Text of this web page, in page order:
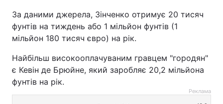
За даними джерела, Зінченко отримує 20 тисяч
фунтів на тиждень або 1 мільйон фунтів (1
мільйон 180 тисяч євро) на рік.
Найбільш високооплачуваним гравцем "городян"
є Кевін де Брюйне, який заробляє 20,2 мільйона
фунтів на рік.
Реклама